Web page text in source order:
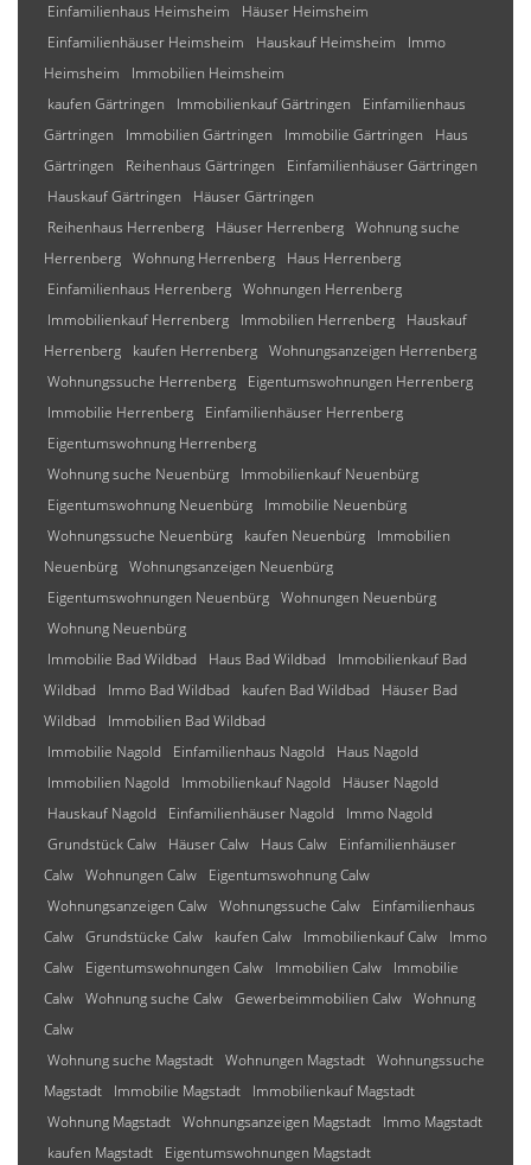
Einfamilienhaus Heimsheim
Häuser Heimsheim
Einfamilienhäuser Heimsheim
Hauskauf Heimsheim
Immo
Heimsheim
Immobilien Heimsheim
kaufen Gärtringen
Immobilienkauf Gärtringen
Einfamilienhaus
Gärtringen
Immobilien Gärtringen Immobilie Gärtringen
Haus
Gärtringen
Reihenhaus Gärtringen
Einfamilienhäuser Gärtringen
Hauskauf Gärtringen
Häuser Gärtringen
Reihenhaus Herrenberg
Häuser Herrenberg Wohnung suche
Herrenberg Wohnung Herrenberg
Haus Herrenberg
Einfamilienhaus Herrenberg Wohnungen Herrenberg
Immobilienkauf Herrenberg
Immobilien Herrenberg
Hauskauf
Herrenberg
kaufen Herrenberg Wohnungsanzeigen Herrenberg
Wohnungssuche Herrenberg
Eigentumswohnungen Herrenberg
Immobilie Herrenberg
Einfamilienhäuser Herrenberg
Eigentumswohnung Herrenberg
Wohnung suche Neuenbürg
Immobilienkauf Neuenbürg
Eigentumswohnung Neuenbürg
Immobilie Neuenbürg
Wohnungssuche Neuenbürg
kaufen Neuenbürg
Immobilien
Neuenbürg Wohnungsanzeigen Neuenbürg
Eigentumswohnungen Neuenbürg Wohnungen Neuenbürg
Wohnung Neuenbürg
Immobilie Bad Wildbad
Haus Bad Wildbad
Immobilienkauf Bad
Wildbad
Immo Bad Wildbad kaufen Bad Wildbad
Häuser Bad
Wildbad
Immobilien Bad Wildbad
Immobilie Nagold
Einfamilienhaus Nagold
Haus Nagold
Immobilien Nagold
Immobilienkauf Nagold
Häuser Nagold
Hauskauf Nagold
Einfamilienhäuser Nagold
Immo Nagold
Grundstück Calw
Häuser Calw Haus Calw
Einfamilienhäuser
Calw Wohnungen Calw
Eigentumswohnung Calw
Wohnungsanzeigen Calw Wohnungssuche Calw
Einfamilienhaus
Calw Grundstücke Calw kaufen Calw Immobilienkauf Calw
Immo
Calw
Eigentumswohnungen Calw Immobilien Calw
Immobilie
Calw Wohnung suche Calw Gewerbeimmobilien Calw Wohnung
Calw
Wohnung suche Magstadt Wohnungen Magstadt Wohnungssuche
Magstadt
Immobilie Magstadt
Immobilienkauf Magstadt
Wohnung Magstadt Wohnungsanzeigen Magstadt
Immo Magstadt
kaufen Magstadt
Eigentumswohnungen Magstadt